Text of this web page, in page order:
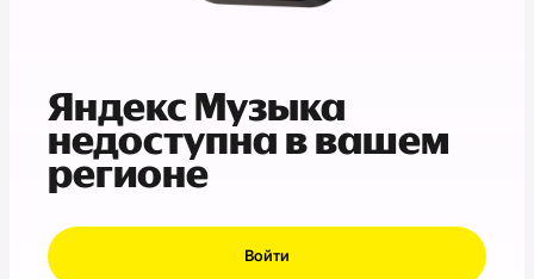
Яндекс Музыка
недоступна в вашем
регионе
Войти